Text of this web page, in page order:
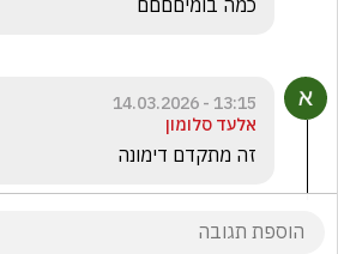
כמה בומיםםםם
13:15 - 14.03.2026
אלעד סלומון
זה מתקדם דימונה
תמי צרפתי